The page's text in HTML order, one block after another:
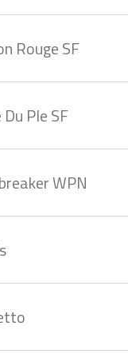
Rouge SF
Ple SF
WPN